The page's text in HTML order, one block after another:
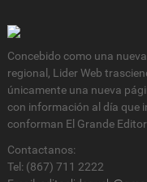
Concebido como una
regional, Lider Web
únicamente una nueva
con información al día que
conforman El Grande
Contactanos:
Tel: (867) 711 2222